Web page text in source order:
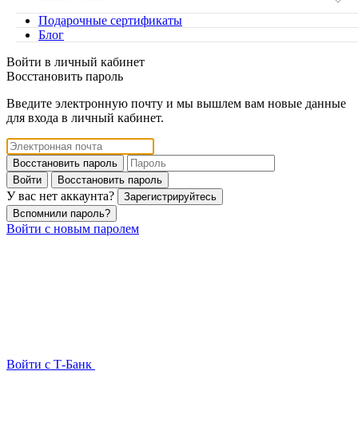
Подарочные сертификаты
Блог
Войти в личный кабинет
Восстановить пароль
Введите электронную почту и мы вышлем вам новые данные
для входа в личный кабинет.
Восстановить пароль
Войти
Восстановить пароль
У вас нет аккаунта?
Зарегистрируйтесь
Вспомнили пароль?
Войти с новым паролем
Войти с Т-Банк